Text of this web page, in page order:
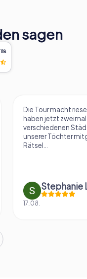
sagen
Die Tour macht
haben jetzt zweimal
verschiedenen
unserer Töchter
Rätsel...
Stephanie
17.08.